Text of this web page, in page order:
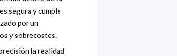
segura y cumple
por un
y sobrecostes.
la realidad